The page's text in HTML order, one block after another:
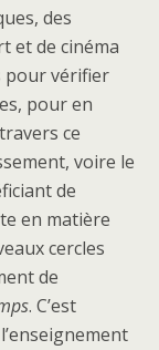
des
et de cinéma
pour vérifier
pour en
ce
voire le
de
en matière
cercles
de
. C’est